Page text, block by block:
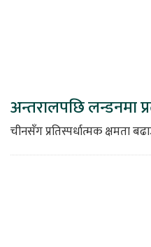
अन्तरालपछि लन्डनमा
चीनसँग प्रतिस्पर्धात्मक क्षमता